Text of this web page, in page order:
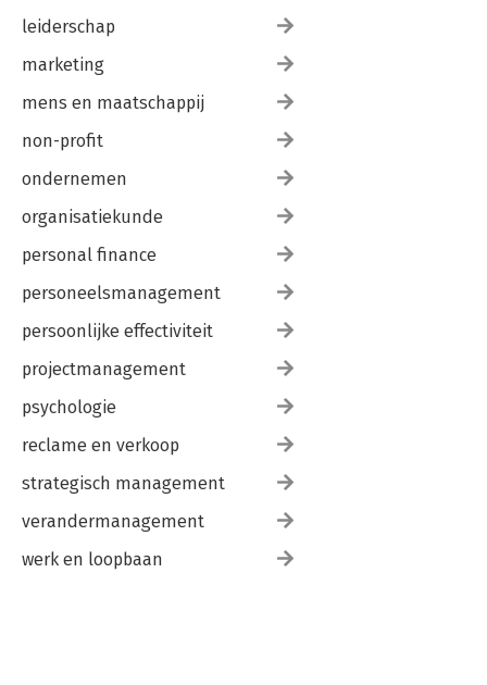
leiderschap
marketing
mens en maatschappij
non-profit
ondernemen
organisatiekunde
personal finance
personeelsmanagement
persoonlijke effectiviteit
projectmanagement
psychologie
reclame en verkoop
strategisch management
verandermanagement
werk en loopbaan